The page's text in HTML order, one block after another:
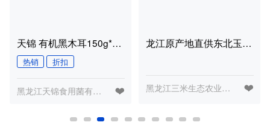
天锦 有机黑木耳150g*4 东北特产 纹理清晰 鲜美纯正
折扣
黑龙江天锦食用菌有限公司
龙江原产地直供东北玉米面苞米面玉米面糊粉窝窝头面5斤非转基因
黑龙江三米生态农业有限公司